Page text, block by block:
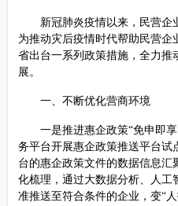
新冠肺炎疫情以来，民营企业
为推动灾后疫情时代帮助民营企
省出台一系列政策措施，全力推
展。
一、不断优化营商环境
一是推进惠企政策“免申即享
务平台开展惠企政策推送平台试
台的惠企政策文件的数据信息汇
化梳理，通过大数据分析、人工
准推送至符合条件的企业，变“